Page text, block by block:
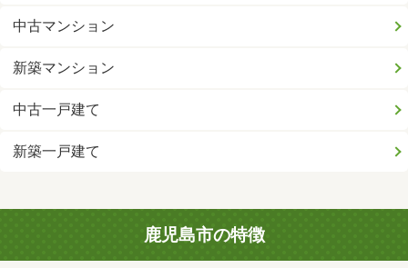
中古マンション
新築マンション
中古一戸建て
新築一戸建て
鹿児島市の特徴